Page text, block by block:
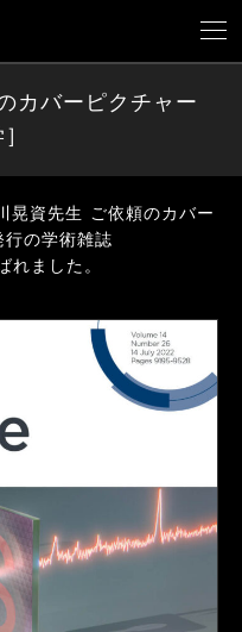
バーピクチャー
晃資先生 ご依頼のカバー
の学術雑誌
ました。